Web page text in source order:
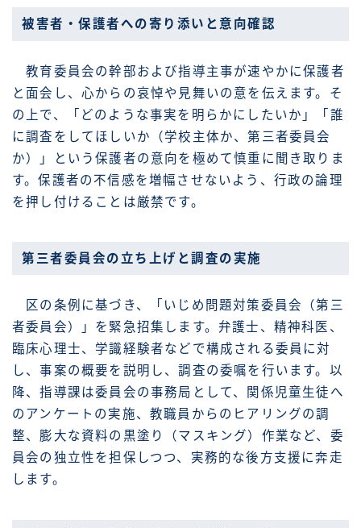
被害者・保護者への寄り添いと意向確認
教育委員会の幹部および指導主事が速やかに保護者
と面会し、心からの哀悼や見舞いの意を伝えます。そ
の上で、「どのような事実を明らかにしたいか」「誰
に調査をしてほしいか（学校主体か、第三者委員会
か）」という保護者の意向を極めて慎重に聞き取りま
す。保護者の不信感を増幅させないよう、行政の論理
を押し付けることは厳禁です。
第三者委員会の立ち上げと調査の実施
区の条例に基づき、「いじめ問題対策委員会（第三
者委員会）」を緊急招集します。弁護士、精神科医、
臨床心理士、学識経験者などで構成される委員に対
し、事案の概要を説明し、調査の委嘱を行います。以
降、指導課は委員会の事務局として、関係児童生徒へ
のアンケートの実施、教職員からのヒアリングの調
整、膨大な資料の黒塗り（マスキング）作業など、委
員会の独立性を担保しつつ、実務的な後方支援に奔走
します。